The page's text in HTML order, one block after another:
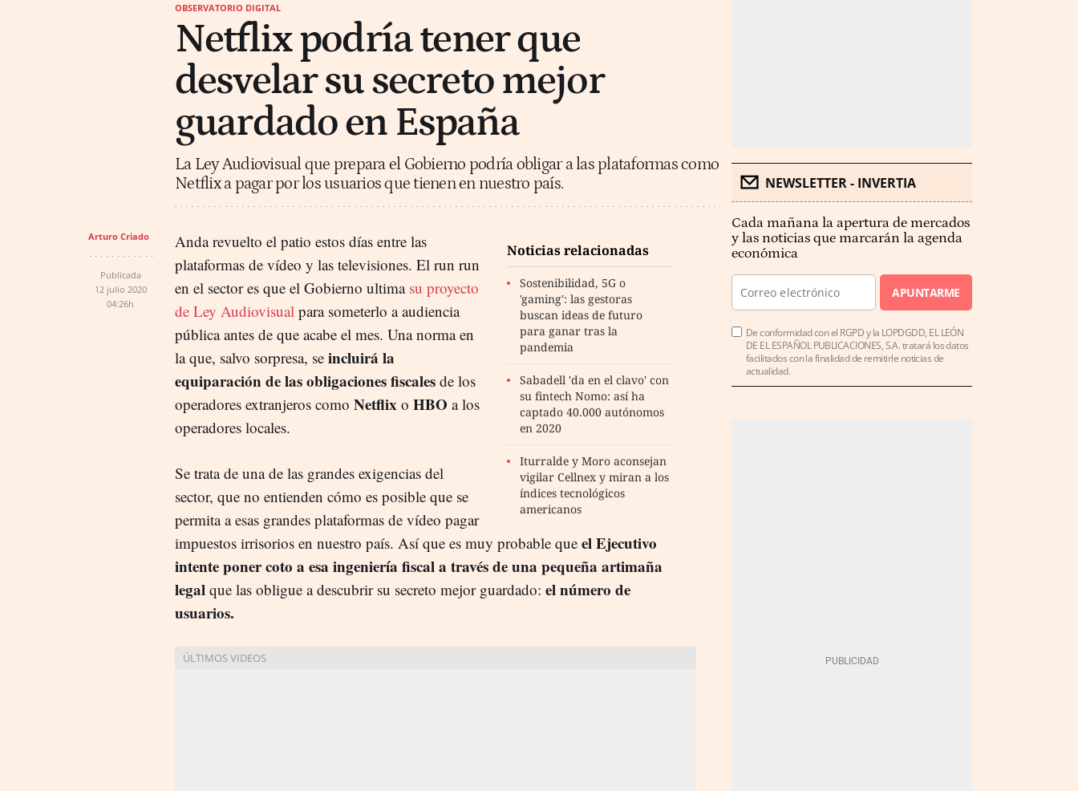
OBSERVATORIO DIGITAL
Netflix podría tener que
desvelar su secreto mejor
guardado en España
La Ley Audiovisual que prepara el Gobierno podría obligar a las plataformas como
Netflix a pagar por los usuarios que tienen en nuestro país.
Arturo Criado
Publicada
12 julio 2020
04:26h
Noticias relacionadas
Sostenibilidad, 5G o
'gaming': las gestoras
buscan ideas de futuro
para ganar tras la
pandemia
Sabadell 'da en el clavo' con
su fintech Nomo: así ha
captado 40.000 autónomos
en 2020
Iturralde y Moro aconsejan
vigilar Cellnex y miran a los
índices tecnológicos
americanos
Anda revuelto el patio estos días entre las
plataformas de vídeo y las televisiones. El run run
en el sector es que el Gobierno ultima su proyecto
de Ley Audiovisual para someterlo a audiencia
pública antes de que acabe el mes. Una norma en
la que, salvo sorpresa, se incluirá la
equiparación de las obligaciones fiscales de los
operadores extranjeros como Netflix o HBO a los
operadores locales.
Se trata de una de las grandes exigencias del
sector, que no entienden cómo es posible que se
permita a esas grandes plataformas de vídeo pagar
impuestos irrisorios en nuestro país. Así que es muy probable que el Ejecutivo
intente poner coto a esa ingeniería fiscal a través de una pequeña artimaña
legal que las obligue a descubrir su secreto mejor guardado: el número de
usuarios.
NEWSLETTER - INVERTIA
Cada mañana la apertura de mercados
y las noticias que marcarán la agenda
económica
APUNTARME
De conformidad con el RGPD y la LOPDGDD, EL LEÓN
DE EL ESPAÑOL PUBLICACIONES, S.A. tratará los datos
facilitados con la finalidad de remitirle noticias de
actualidad.